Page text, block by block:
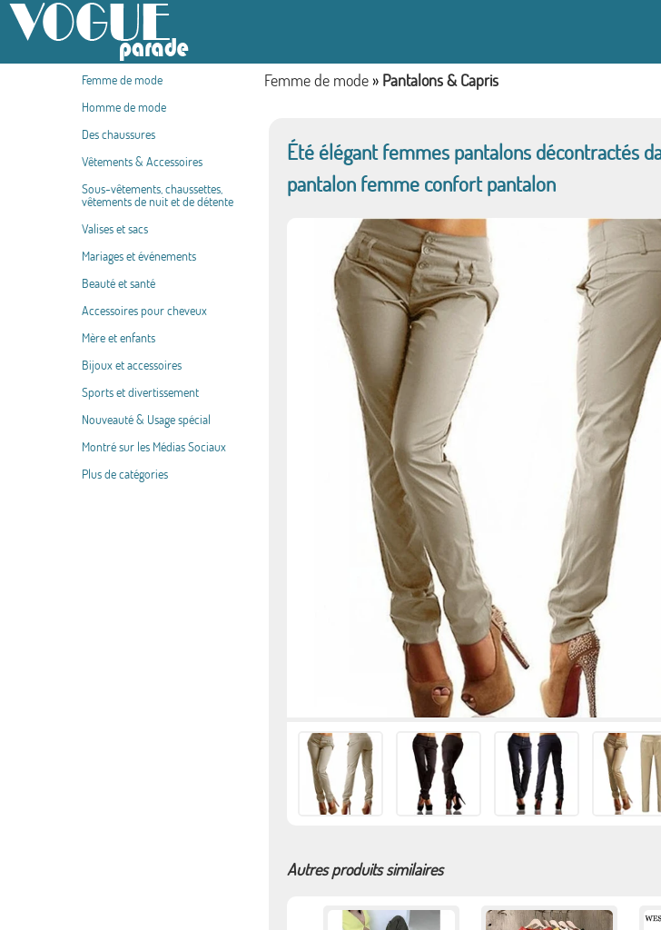
Femme de mode
Homme de mode
Des chaussures
Vêtements & Accessoires
Sous-vêtements, chaussettes,
vêtements de nuit et de détente
Valises et sacs
Mariages et événements
Beauté et santé
Accessoires pour cheveux
Mère et enfants
Bijoux et accessoires
Sports et divertissement
Nouveauté & Usage spécial
Montré sur les Médias Sociaux
Plus de catégories
Femme de mode » Pantalons & Capris
Été élégant femmes pantalons décontractés
pantalon femme confort pantalon
Autres produits similaires